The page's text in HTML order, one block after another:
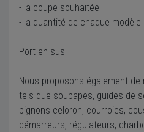
- la coupe souhaitée
- la quantité de chaque modèle
Port en sus
Nous proposons également
tels que soupapes, guides de
pignons celoron, courroies,
démarreurs, régulateurs,